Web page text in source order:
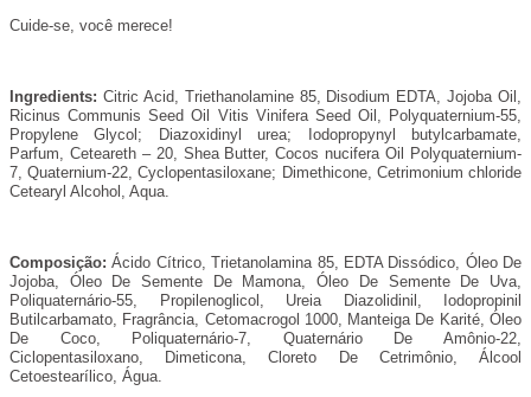
Cuide-se, você merece!
Ingredients: Citric Acid, Triethanolamine 85, Disodium EDTA, Jojoba Oil,
Ricinus Communis Seed Oil Vitis Vinifera Seed Oil, Polyquaternium-55,
Propylene Glycol; Diazoxidinyl urea; Iodopropynyl butylcarbamate,
Parfum, Ceteareth – 20, Shea Butter, Cocos nucifera Oil Polyquaternium-
7, Quaternium-22, Cyclopentasiloxane; Dimethicone, Cetrimonium chloride
Cetearyl Alcohol, Aqua.
Composição: Ácido Cítrico, Trietanolamina 85, EDTA Dissódico, Óleo De
Jojoba, Óleo De Semente De Mamona, Óleo De Semente De Uva,
Poliquaternário-55, Propilenoglicol, Ureia Diazolidinil, Iodopropinil
Butilcarbamato, Fragrância, Cetomacrogol 1000, Manteiga De Karité, Óleo
De Coco, Poliquaternário-7, Quaternário De Amônio-22,
Ciclopentasiloxano, Dimeticona, Cloreto De Cetrimônio, Álcool
Cetoestearílico, Água.